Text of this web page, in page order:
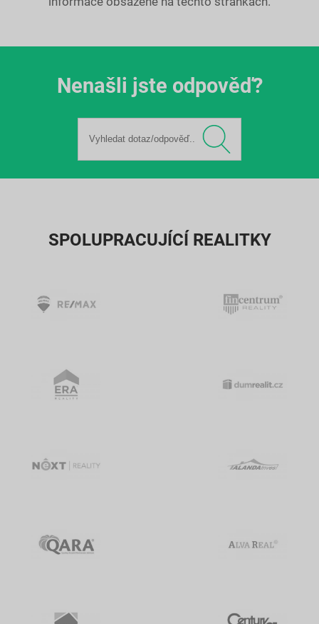
Nenašli jste odpověď?
SPOLUPRACUJÍCÍ REALITKY